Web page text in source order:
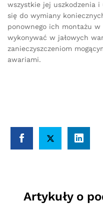
wszystkie jej uszkodzenia
się do wymiany
ponownego ich montażu w
wykonywać w jałowych
zanieczyszczeniom
awariami.
Artykuły o